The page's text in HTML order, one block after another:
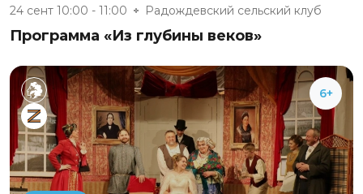
24 сент 10:00 - 11:00 Радождевский сельский клуб
Программа «Из глубины веков»
6+